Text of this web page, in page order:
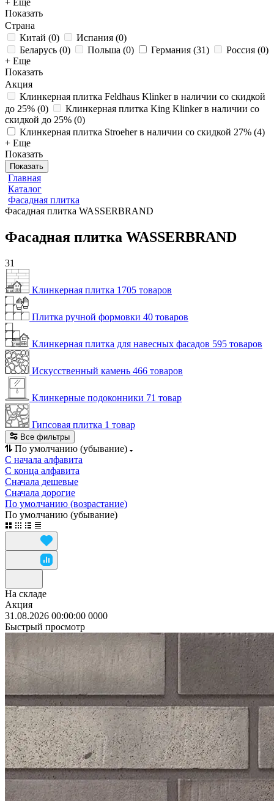
+ Еще
Показать
Страна
Китай (0) Испания (0)
Беларусь (0) Польша (0) Германия (31) Россия (0)
+ Еще
Показать
Акция
Клинкерная плитка Feldhaus Klinker в наличии со скидкой
до 25% (0)
Клинкерная плитка King Klinker в наличии со
скидкой до 25% (0)
Клинкерная плитка Stroeher в наличии со скидкой 27% (4)
+ Еще
Показать
Показать
Главная
Каталог
Фасадная плитка
Фасадная плитка WASSERBRAND
Фасадная плитка WASSERBRAND
31
Клинкерная плитка 1705 товаров
Плитка ручной формовки 40 товаров
Клинкерная плитка для навесных фасадов 595 товаров
Искусственный камень 466 товаров
Клинкерные подоконники 71 товар
Гипсовая плитка 1 товар
Все фильтры
По умолчанию (убывание)
С начала алфавита
С конца алфавита
Сначала дешевые
Сначала дорогие
По умолчанию (возрастание)
По умолчанию (убывание)
На складе
Акция
31.08.2026 00:00:00 0000
Быстрый просмотр